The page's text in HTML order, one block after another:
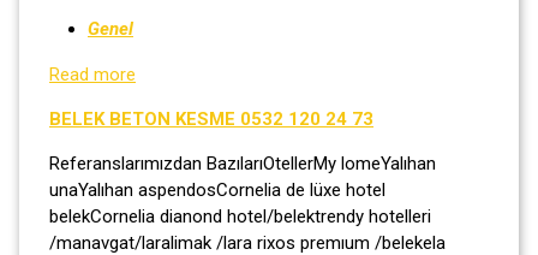
Genel
Read more
BELEK BETON KESME 0532 120 24 73
Referanslarımızdan BazılarıOtellerMy lomeYalıhan
unaYalıhan aspendosCornelia de lüxe hotel
belekCornelia dianond hotel/belektrendy hotelleri
/manavgat/laralimak /lara rixos premıum /belekela